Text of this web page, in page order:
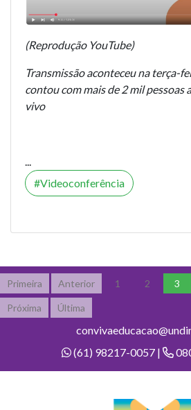
(Reprodução YouTube)
Transmissão aconteceu na terça-
contou com mais de 2 mil pessoas
vivo
Videoconferência
Primeira Anterior 1 2 3
Próxima Última
(61) 98217-0057 |